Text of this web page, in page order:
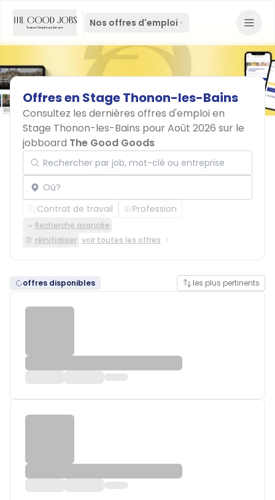
Nos offres d'emploi
Offresen StageThonon-les-Bains
Consultez les dernières offres d'emploi en
Stage Thonon-les-Bains pour Août 2026 sur le
jobboard The Good Goods
Rechercher par job, mot-clé ou entreprise
Localisation
Contrat de travail Profession
Recherche avancée
réinitialiser voir toutes les offres
offres disponibles les plus pertinents